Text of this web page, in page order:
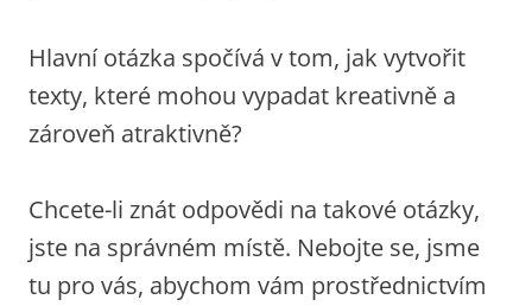
Hlavní otázka spočívá v tom, jak vytvořit
texty, které mohou vypadat kreativně a
zároveň atraktivně?
Chcete-li znát odpovědi na takové otázky,
jste na správném místě. Nebojte se, jsme
tu pro vás, abychom vám prostřednictvím